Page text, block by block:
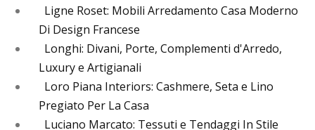
Ligne Roset: Mobili Arredamento Casa Moderno
Di Design Francese
Longhi: Divani, Porte, Complementi d'Arredo,
Luxury e Artigianali
Loro Piana Interiors: Cashmere, Seta e Lino
Pregiato Per La Casa
Luciano Marcato: Tessuti e Tendaggi In Stile